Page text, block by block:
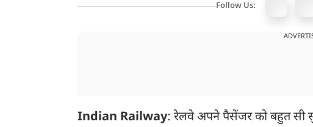
Follow Us:
Indian Railway: रेलवे अपने पैसेंजर को बहुत सी